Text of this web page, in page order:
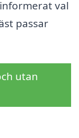
val
passar
utan